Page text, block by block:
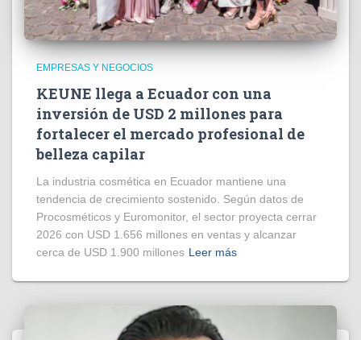
EMPRESAS Y NEGOCIOS
KEUNE llega a Ecuador con una
inversión de USD 2 millones para
fortalecer el mercado profesional de
belleza capilar
La industria cosmética en Ecuador mantiene una
tendencia de crecimiento sostenido. Según datos de
Procosméticos y Euromonitor, el sector proyecta cerrar
2026 con USD 1.656 millones en ventas y alcanzar
cerca de USD 1.900 millones Leer más